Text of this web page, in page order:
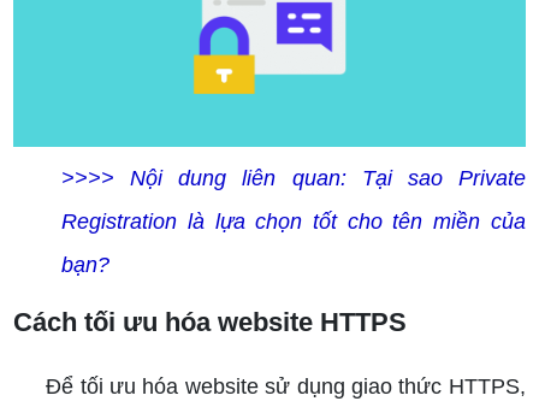
>>>> Nội dung liên quan: Tại sao Private
Registration là lựa chọn tốt cho tên miền của
bạn?
Cách tối ưu hóa website HTTPS
Để tối ưu hóa website sử dụng giao thức HTTPS,